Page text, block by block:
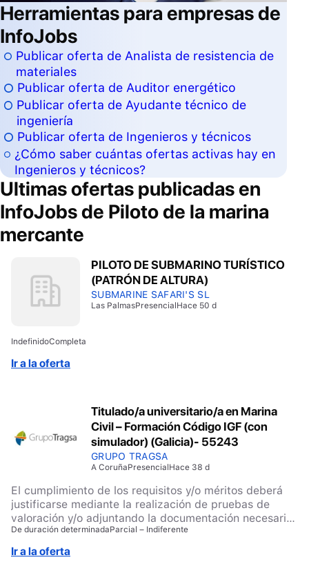
Herramientas para empresas de
InfoJobs
Publicar oferta de Analista de resistencia de
materiales
Publicar oferta de Auditor energético
Publicar oferta de Ayudante técnico de
ingeniería
Publicar oferta de Ingenieros y técnicos
¿Cómo saber cuántas ofertas activas hay en
Ingenieros y técnicos?
Ultimas ofertas publicadas en
InfoJobs de Piloto de la marina
mercante
PILOTO DE SUBMARINO TURÍSTICO
(PATRÓN DE ALTURA)
SUBMARINE SAFARI'S SL
Las PalmasPresencialHace 50 d
IndefinidoCompleta
Ir a la oferta
Titulado/a universitario/a en Marina
Civil – Formación Código IGF (con
simulador) (Galicia)- 55243
GRUPO TRAGSA
A CoruñaPresencialHace 38 d
El cumplimiento de los requisitos y/o méritos deberá
justificarse mediante la realización de pruebas de
valoración y/o adjuntando la documentación necesaria
en el apartado Anexos del cuestionario de inscripción.
El Grupo Tragsa se reserva la facultad de solicitar en
De duración determinadaParcial – Indiferente
Ir a la oferta